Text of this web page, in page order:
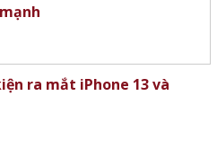
ra mắt iPhone 13 và